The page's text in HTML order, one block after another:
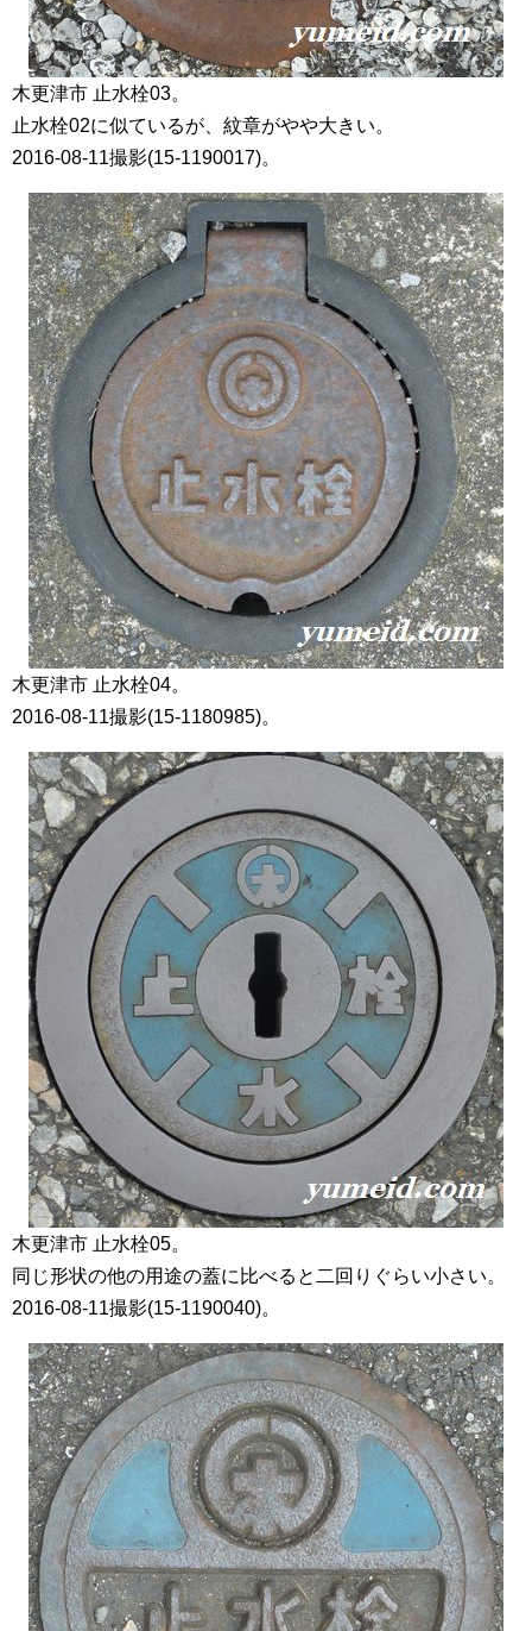
木更津市 止水栓03。
止水栓02に似ているが、紋章がやや大きい。
2016-08-11撮影(15-1190017)。
木更津市 止水栓04。
2016-08-11撮影(15-1180985)。
木更津市 止水栓05。
同じ形状の他の用途の蓋に比べると二回りぐらい小さい。
2016-08-11撮影(15-1190040)。